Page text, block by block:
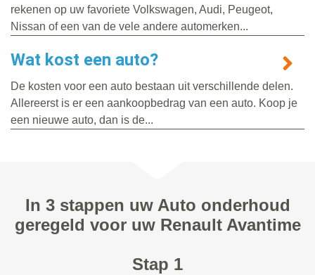
rekenen op uw favoriete Volkswagen, Audi, Peugeot,
Nissan of een van de vele andere automerken...
Wat kost een auto?
De kosten voor een auto bestaan uit verschillende delen.
Allereerst is er een aankoopbedrag van een auto. Koop je
een nieuwe auto, dan is de...
In 3 stappen uw Auto onderhoud
geregeld voor uw Renault Avantime
Stap 1